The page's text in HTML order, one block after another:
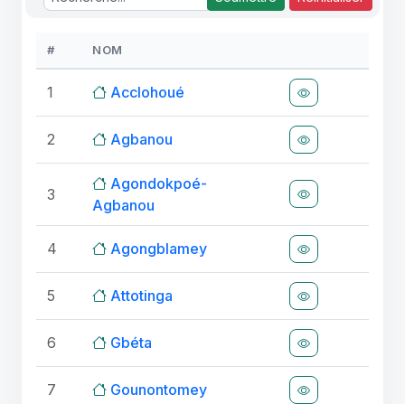
# NOM
1 Acclohoué
2 Agbanou
3
Agondokpoé-
Agbanou
4 Agongblamey
5 Attotinga
6 Gbéta
7 Gounontomey